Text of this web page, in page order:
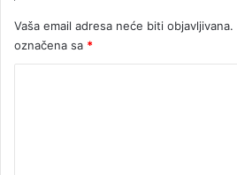
ć
Vaša email adresa neće biti objavljivana.
označena sa *